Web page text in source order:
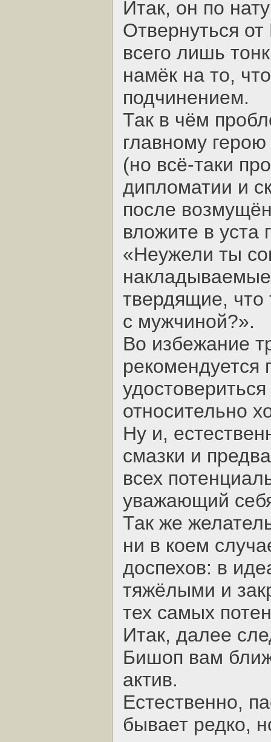
Итак, он по
Отвернуться
всего лишь
намёк на то,
подчинением.
Так в чём
главному
(но всё-таки
дипломатии и
после
вложите в уста
«Неужели ты
твердящие, что
с мужчиной?».
Во избежание
рекомендуется
относительно
Ну и,
смазки и
всех
уважающий
Так же
ни в коем
доспехов: в
тяжёлыми и
тех самых
Итак, далее
Бишоп вам
актив.
Естественно,
бывает редко,